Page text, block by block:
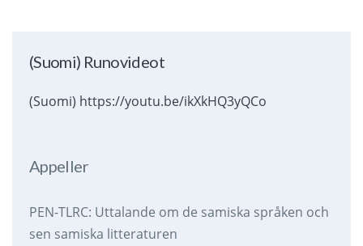
(Suomi) Runovideot
(Suomi) https://youtu.be/ikXkHQ3yQCo
Appeller
PEN-TLRC: Uttalande om de samiska språken och
sen samiska litteraturen